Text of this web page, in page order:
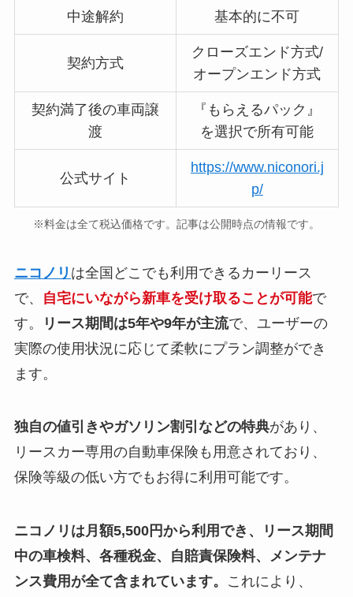
中途解約 基本的に不可
契約方式
クローズエンド方式/
オープンエンド方式
契約満了後の車両譲
渡
『もらえるパック』
を選択で所有可能
公式サイト
https://www.niconori.j
p/
※料金は全て税込価格です。記事は公開時点の情報です。
ニコノリ は全国どこでも利用できるカーリース
で、
自宅にいながら新車を受け取ることが可能で
す。
リース期間は5年や9年が主流で、ユーザーの
実際の使用状況に応じて柔軟にプラン調整ができ
ます。
独自の値引きやガソリン割引などの特典があり、
リースカー専用の自動車保険も用意されており、
保険等級の低い方でもお得に利用可能です。
ニコノリは月額5,500円から利用でき、リース期間
中の車検料、各種税金、自賠責保険料、メンテナ
ンス費用が全て含まれています。
これにより、